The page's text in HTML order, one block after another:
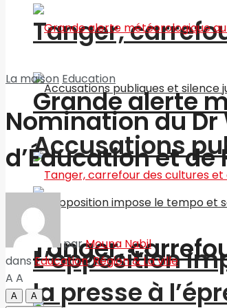
Tanger,
Accusations
L’opposition
la presse à
Grande alerte
Tanger,
La maison Education
Nomination du Dr
d’Éducation et
parMouna Nabil
dans Education,Région & La ville
A A
A
A